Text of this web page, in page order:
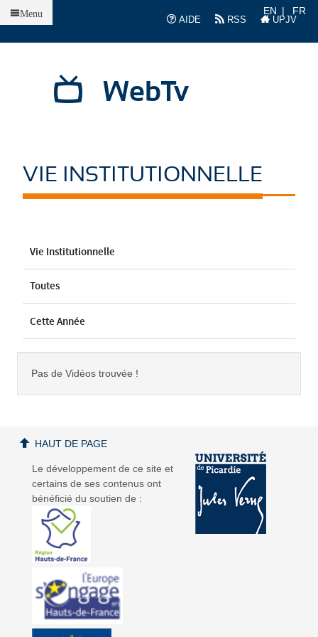
AIDE
RSS UPJV
EN FR
WebTv
Menu
VIE INSTITUTIONNELLE
Vie Institutionnelle
Toutes
Cette Année
Pas de Vidéos trouvée !
Le développement de ce site et
certains de ses contenus ont
bénéficié du soutien de :
HAUT DE PAGE